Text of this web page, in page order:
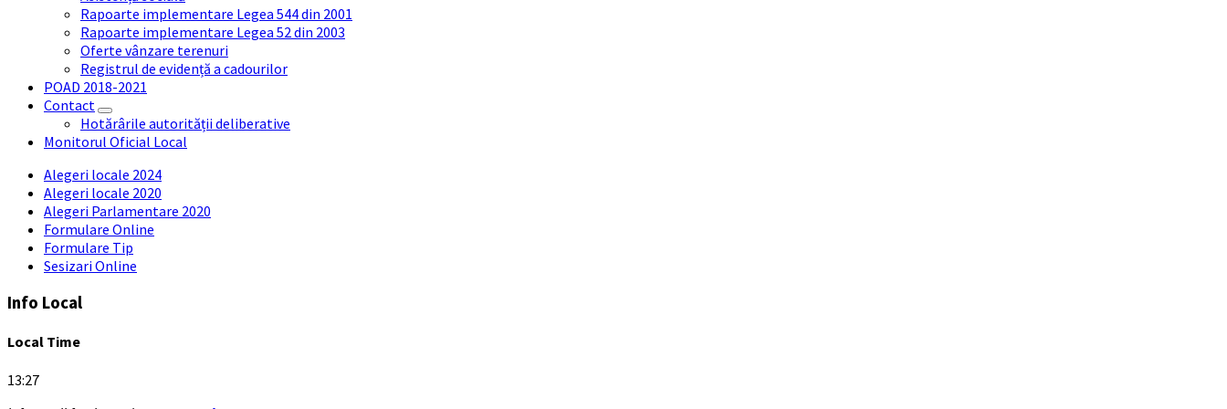
Rapoarte implementare Legea 544 din 2001
Rapoarte implementare Legea 52 din 2003
Oferte vânzare terenuri
Registrul de evidență a cadourilor
POAD 2018-2021
Contact
Hotărârile autorității deliberative
Monitorul Oficial Local
Alegeri locale 2024
Alegeri locale 2020
Alegeri Parlamentare 2020
Formulare Online
Formulare Tip
Sesizari Online
Info Local
Local Time
13:27